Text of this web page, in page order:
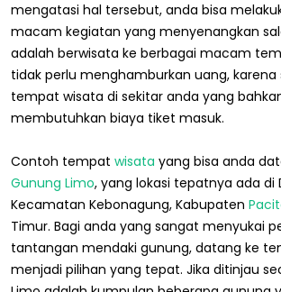
mengatasi hal tersebut, anda bisa
macam kegiatan yang menyenangkan
adalah berwisata ke berbagai macam
tidak perlu menghamburkan uang, karena
tempat wisata di sekitar anda yang
membutuhkan biaya tiket masuk.
Contoh tempat wisata yang bisa anda
Gunung Limo, yang lokasi tepatnya ada di
Kecamatan Kebonagung, Kabupaten
Timur. Bagi anda yang sangat menyukai
tantangan mendaki gunung, datang ke
menjadi pilihan yang tepat. Jika ditinjau